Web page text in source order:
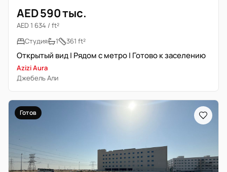
AED 590 тыс.
AED 1 634 / ft²
Студия
1 361 ft²
Открытый вид | Рядом с метро | Готово к заселению
Azizi Aura
Джебель Али
Готов